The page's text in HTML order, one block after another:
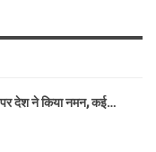
पर देश ने किया नमन, कई…